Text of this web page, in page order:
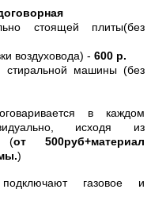
стоящей плиты(без
воздуховода) - 600 р.
стиральной машины (без
в каждом
исходя из
(от 500руб+материал
)
газовое и